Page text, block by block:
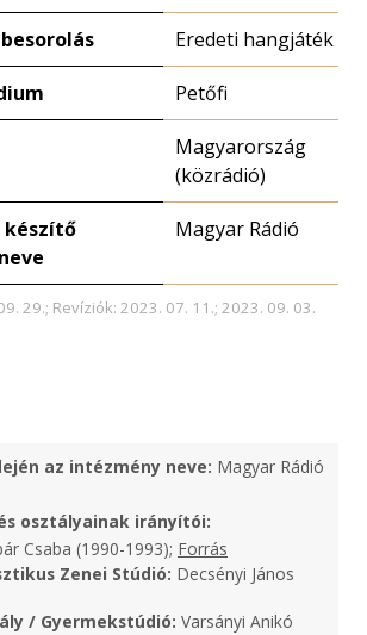
Eredeti hangjáték
Petőfi
Magyarország
(közrádió)
Magyar Rádió
29.; Revíziók: 2023. 07. 11.; 2023. 09. 03.
az intézmény neve: Magyar Rádió
osztályainak irányítói:
Csaba (1990-1993); Forrás
Zenei Stúdió: Decsényi János
/ Gyermekstúdió: Varsányi Anikó